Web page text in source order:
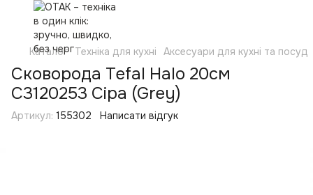
Каталог Техніка для кухні Аксесуари для кухні та посуд
Сковорода Tefal Halo 20см
C3120253 Сіра (Grey)
Артикул: 155302 Написати відгук